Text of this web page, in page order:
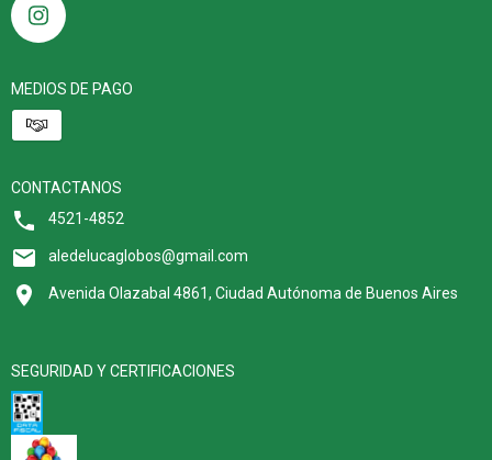
MEDIOS DE PAGO
CONTACTANOS
4521-4852
aledelucaglobos@gmail.com
Avenida Olazabal 4861, Ciudad Autónoma de Buenos Aires
SEGURIDAD Y CERTIFICACIONES